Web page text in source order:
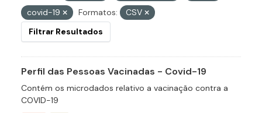
covid-19
Formatos:
CSV
Filtrar Resultados
Perfil das Pessoas Vacinadas - Covid-19
Contém os microdados relativo a vacinação contra a
COVID-19